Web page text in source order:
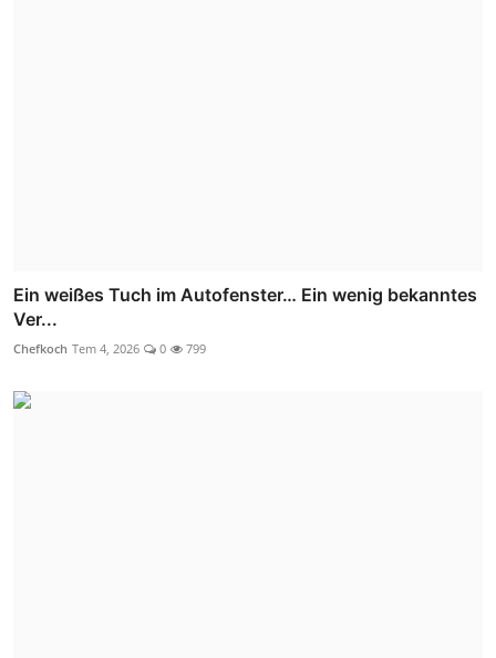
Ein weißes Tuch im Autofenster… Ein wenig bekanntes
Ver...
Chefkoch Tem 4, 2026 0 799